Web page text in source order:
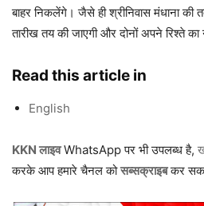
बाहर निकलेंगे। जैसे ही श्रीनिवास मंधाना की
तारीख तय की जाएगी और दोनों अपने रिश्ते
Read this article in
English
KKN लाइवWhatsApp पर भी उपलब्ध है,
करके आप हमारे चैनल कोसब्सक्राइबकर